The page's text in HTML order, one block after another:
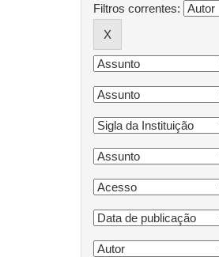
Filtros correntes: